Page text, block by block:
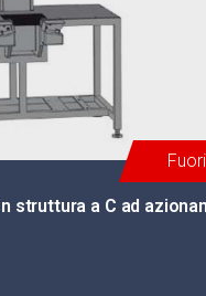
struttura a C ad